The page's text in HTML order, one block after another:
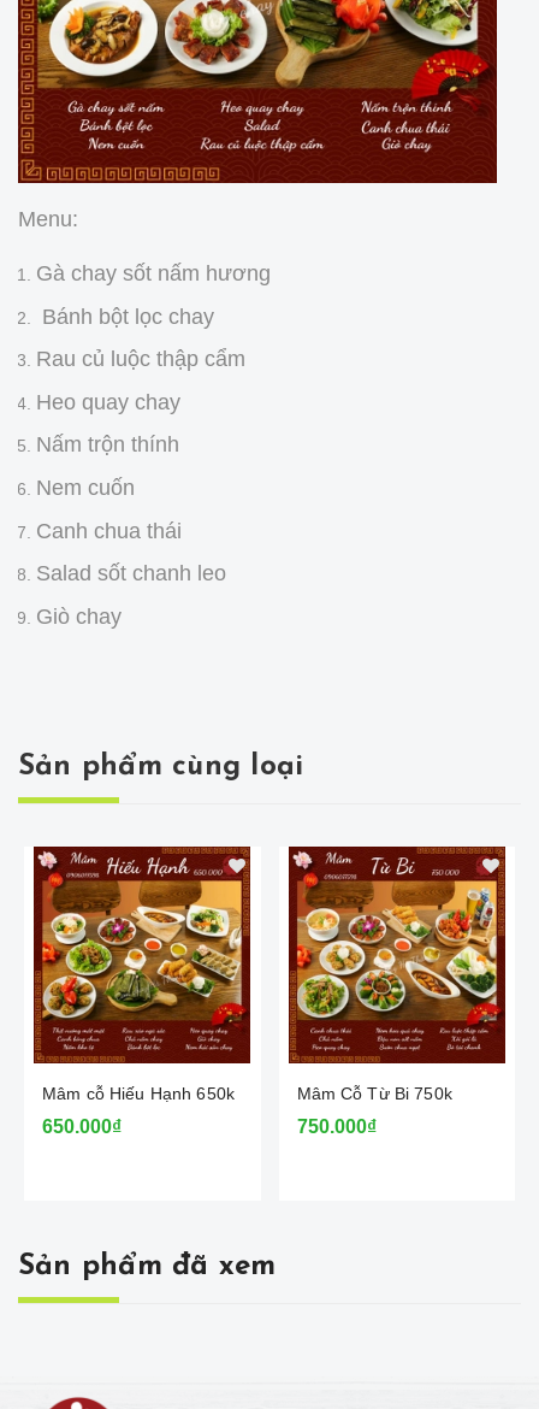
Menu:
Gà chay sốt nấm hương
Bánh bột lọc chay
Rau củ luộc thập cẩm
Heo quay chay
Nấm trộn thính
Nem cuốn
Canh chua thái
Salad sốt chanh leo
Giò chay
Sản phẩm cùng loại
Mâm cỗ Hiếu Hạnh 650k
650.000₫
Mâm Cỗ Từ Bi 750k
750.000₫
Sản phẩm đã xem